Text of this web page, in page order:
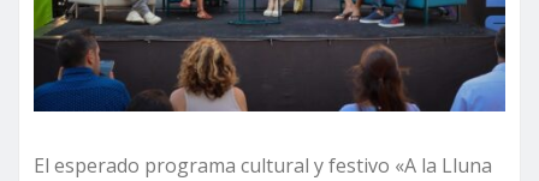
El esperado programa cultural y festivo «A la Lluna